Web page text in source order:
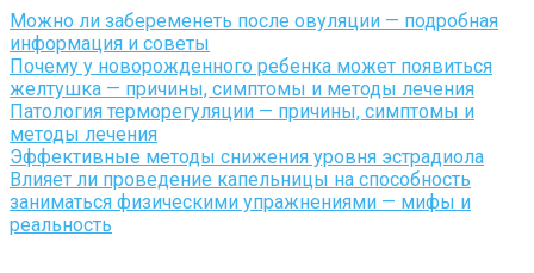
Можно ли забеременеть после овуляции — подробная
информация и советы
Почему у новорожденного ребенка может появиться
желтушка — причины, симптомы и методы лечения
Патология терморегуляции — причины, симптомы и
методы лечения
Эффективные методы снижения уровня эстрадиола
Влияет ли проведение капельницы на способность
заниматься физическими упражнениями — мифы и
реальность